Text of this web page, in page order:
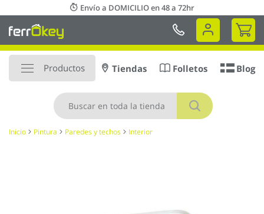
al
contenido
Envío a DOMICILIO en 48 a 72hr
Mi
Productos
Buscar
Tiendas Folletos Blog
Inicio Pintura Paredes y techos Interior